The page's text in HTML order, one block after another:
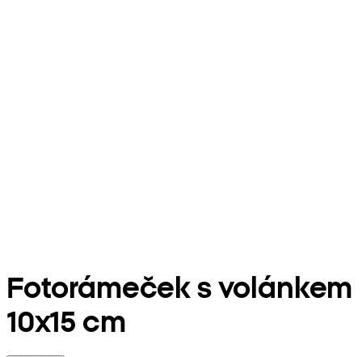
Fotorámeček s volánkem
10x15 cm